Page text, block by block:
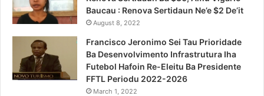
Baucau : Renova Sertidaun Ne’e $2 De’it
August 8, 2022
Francisco Jeronimo Sei Tau Prioridade
Ba Desenvolvimento Infrastrutura Iha
Futebol Hafoin Re-Eleitu Ba Presidente
FFTL Periodu 2022-2026
March 1, 2022